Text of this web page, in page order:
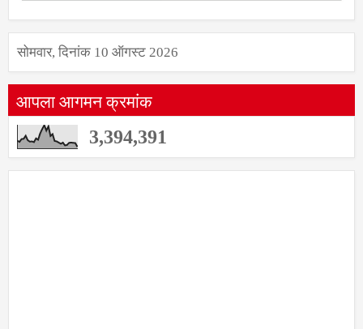
सोमवार, दिनांक 10 ऑगस्ट 2026
आपला आगमन क्रमांक
3,394,391